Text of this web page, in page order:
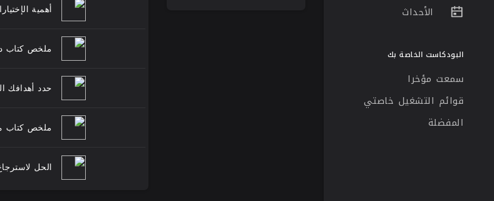
الأحداث
البودكاست الخاصة بك
سمعت مؤخرا
قوائم التشغيل خاصتي
المفضلة